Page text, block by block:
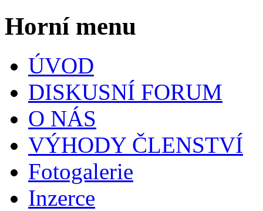
Horní menu
ÚVOD
DISKUSNÍ FORUM
O NÁS
VÝHODY ČLENSTVÍ
Fotogalerie
Inzerce